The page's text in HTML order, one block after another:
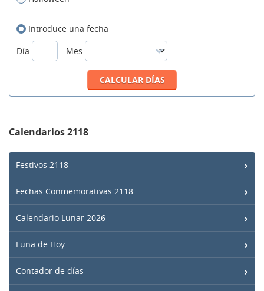
Introduce una fecha
Día
Mes
Calendarios 2118
Festivos 2118
Fechas Conmemorativas 2118
Calendario Lunar 2026
Luna de Hoy
Contador de días